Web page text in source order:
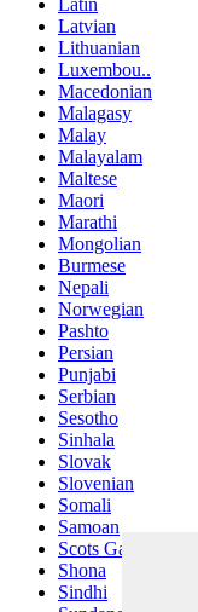
Latvian
Lithuanian
Luxembou..
Macedonian
Malagasy
Malay
Malayalam
Maltese
Maori
Marathi
Mongolian
Burmese
Nepali
Norwegian
Pashto
Persian
Punjabi
Serbian
Sesotho
Sinhala
Slovak
Slovenian
Somali
Samoan
Scots Gaelic
Shona
Sindhi